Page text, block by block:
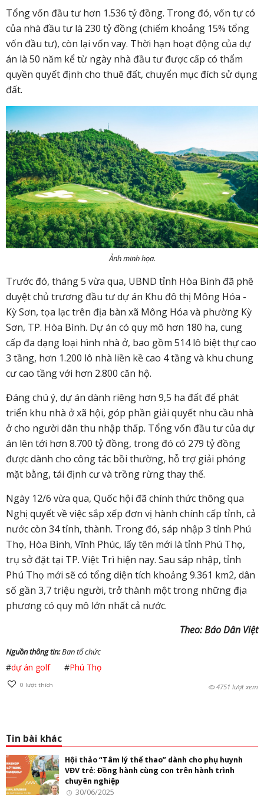
Tổng vốn đầu tư hơn 1.536 tỷ đồng. Trong đó, vốn tự có
của nhà đầu tư là 230 tỷ đồng (chiếm khoảng 15% tổng
vốn đầu tư), còn lại vốn vay. Thời hạn hoạt động của dự
án là 50 năm kể từ ngày nhà đầu tư được cấp có thẩm
quyền quyết định cho thuê đất, chuyển mục đích sử dụng
đất.
Ảnh minh họa.
Trước đó, tháng 5 vừa qua, UBND tỉnh Hòa Bình đã phê
duyệt chủ trương đầu tư dự án Khu đô thị Mông Hóa -
Kỳ Sơn, tọa lạc trên địa bàn xã Mông Hóa và phường Kỳ
Sơn, TP. Hòa Bình. Dự án có quy mô hơn 180 ha, cung
cấp đa dạng loại hình nhà ở, bao gồm 514 lô biệt thự cao
3 tầng, hơn 1.200 lô nhà liền kề cao 4 tầng và khu chung
cư cao tầng với hơn 2.800 căn hộ.
Đáng chú ý, dự án dành riêng hơn 9,5 ha đất để phát
triển khu nhà ở xã hội, góp phần giải quyết nhu cầu nhà
ở cho người dân thu nhập thấp. Tổng vốn đầu tư của dự
án lên tới hơn 8.700 tỷ đồng, trong đó có 279 tỷ đồng
được dành cho công tác bồi thường, hỗ trợ giải phóng
mặt bằng, tái định cư và trồng rừng thay thế.
Ngày 12/6 vừa qua, Quốc hội đã chính thức thông qua
Nghị quyết về việc sắp xếp đơn vị hành chính cấp tỉnh, cả
nước còn 34 tỉnh, thành. Trong đó, sáp nhập 3 tỉnh Phú
Thọ, Hòa Bình, Vĩnh Phúc, lấy tên mới là tỉnh Phú Thọ,
trụ sở đặt tại TP. Việt Trì hiện nay. Sau sáp nhập, tỉnh
Phú Thọ mới sẽ có tổng diện tích khoảng 9.361 km2, dân
số gần 3,7 triệu người, trở thành một trong những địa
phương có quy mô lớn nhất cả nước.
Theo: Báo Dân Việt
Nguồn thông tin:Ban tổ chức
#dự án golf #Phú Thọ
0 lượt thích 4751 lượt xem
Tin bài khác
Hội thảo “Tâm lý thể thao” dành cho phụ huynh
VĐV trẻ: Đồng hành cùng con trên hành trình
chuyên nghiệp
30/06/2025